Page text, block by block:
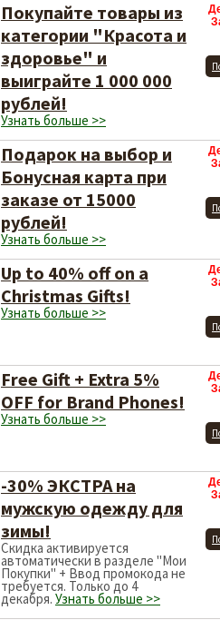
Покупайте товары из
категории "Красота и
здоровье" и
выиграйте 1 000 000
рублей!
Узнать больше >>
Подарок на выбор и
Бонусная карта при
заказе от 15000
рублей!
Узнать больше >>
Up to 40% off on a
Christmas Gifts!
Узнать больше >>
Free Gift + Extra 5%
OFF for Brand Phones!
Узнать больше >>
-30% ЭКСТРА на
мужскую одежду для
зимы!
Скидка активируется
автоматически в разделе "Мои
Покупки" + Ввод промокода не
требуется. Только до 4
декабря. Узнать больше >>